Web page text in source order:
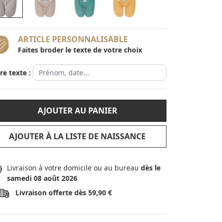
ARTICLE PERSONNALISABLE
Faites broder le texte de votre choix
texte :
AJOUTER AU PANIER
AJOUTER À LA LISTE DE NAISSANCE
Livraison à votre domicile ou au bureaudès le
samedi 08 août 2026
Livraison offerte dès 59,90 €